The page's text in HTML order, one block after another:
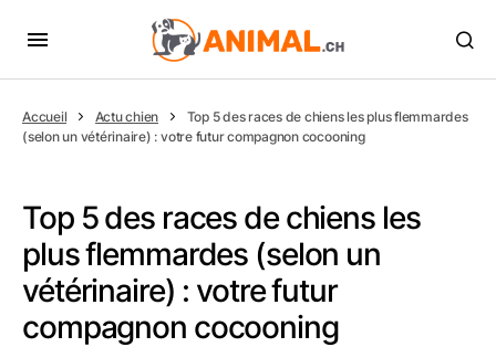
Accueil Actu chien
Top 5 des races de chiens les plus flemmardes
(selon un vétérinaire) : votre futur compagnon cocooning
Top 5 des races de chiens les
plus flemmardes (selon un
vétérinaire) : votre futur
compagnon cocooning